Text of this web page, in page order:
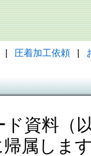
圧着加工依頼
ド資料（
属しま